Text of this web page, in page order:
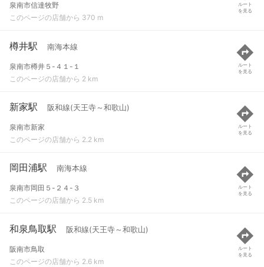
泉南市信達牧野
このページの店舗から 370 m
ルート
を見る
樽井駅 南海本線
泉南市樽井５-４１-１
このページの店舗から 2 km
ルート
を見る
新家駅 阪和線(天王寺～和歌山)
泉南市新家
このページの店舗から 2.2 km
ルート
を見る
岡田浦駅 南海本線
泉南市岡田５-２４-３
このページの店舗から 2.5 km
ルート
を見る
和泉鳥取駅 阪和線(天王寺～和歌山)
阪南市鳥取
このページの店舗から 2.6 km
ルート
を見る